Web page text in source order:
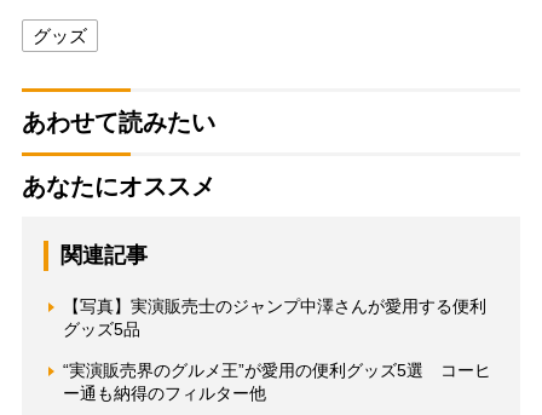
グッズ
あわせて読みたい
あなたにオススメ
関連記事
【写真】実演販売士のジャンプ中澤さんが愛用する便利
グッズ5品
“実演販売界のグルメ王”が愛用の便利グッズ5選 コーヒ
ー通も納得のフィルター他